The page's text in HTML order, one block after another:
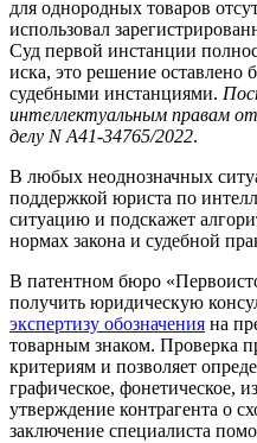
для однородных товаров
использовал
Суд первой инстанции
иска, это решение
судебными инстанциями.
интеллектуальным правам
делу N А41-34765/2022.
В любых неоднозначных
поддержкой юриста по
ситуацию и подскажет
нормах закона и судебной
В патентном бюро
получить юридическую
экспертизу обозначения на
товарным знаком. Проверка
критериям и позволяет
графическое, фонетическое,
утверждение контрагента о
заключение специалиста